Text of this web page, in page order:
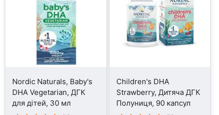
Nordic Naturals, Baby's
DHA Vegetarian, ДГК
для дітей, 30 мл
Children's DHA
Strawberry, Дитяча ДГК
Полуниця, 90 капсул